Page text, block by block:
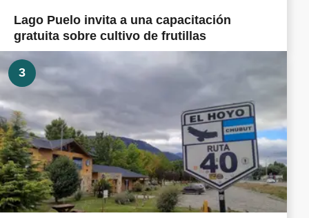
Lago Puelo invita a una capacitación
gratuita sobre cultivo de frutillas
3